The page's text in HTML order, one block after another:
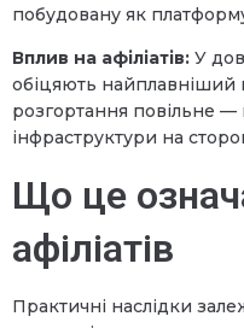
побудовану як
Вплив на афіліатів: У
обіцяють найплавніший
розгортання повільне —
інфраструктури на
Що це
афіліатів
Практичні наслідки